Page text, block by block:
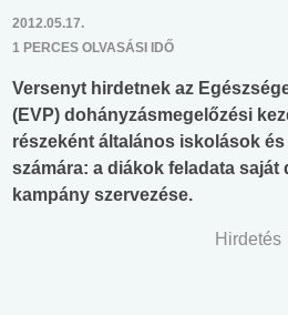
2012.05.17.
1 PERCES OLVASÁSI IDŐ
Versenyt hirdetnek az
(EVP) dohányzásmegelőzési
részeként általános iskolások
számára: a diákok feladata saját
kampány szervezése.
Hirdetés